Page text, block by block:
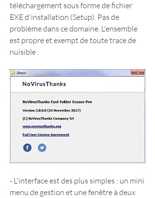
téléchargement sous forme de fichier
EXE d'installation (Setup). Pas de
problème dans ce domaine. L'ensemble
est propre et exempt de toute trace de
nuisible :
- L'interface est des plus simples : un mini
menu de gestion et une fenêtre à deux